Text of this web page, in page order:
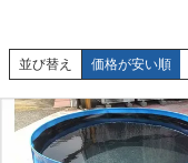
並び替え 価格が安い順